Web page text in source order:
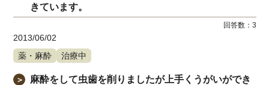
きています。
回答数： 3
2013/06/02
薬・麻酔
治療中
＞
麻酔をして虫歯を削りましたが上手くうがいができ